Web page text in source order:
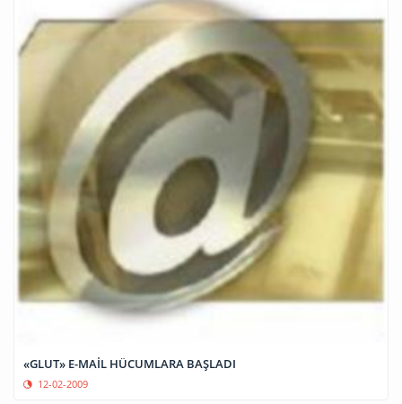
«GLUT» E-MAİL HÜCUMLARA BAŞLADI
12-02-2009